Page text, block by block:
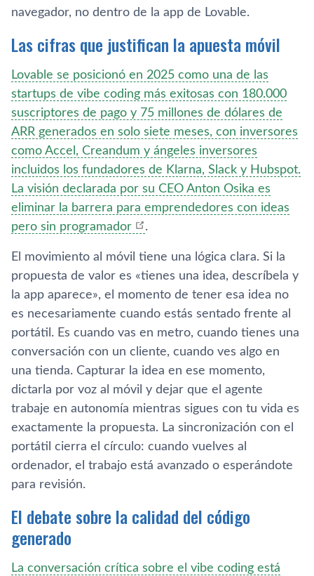
navegador, no dentro de la app de Lovable.
Las cifras que justifican la apuesta móvil
Lovable se posicionó en 2025 como una de las
startups de vibe coding más exitosas con 180.000
suscriptores de pago y 75 millones de dólares de
ARR generados en solo siete meses, con inversores
como Accel, Creandum y ángeles inversores
incluidos los fundadores de Klarna, Slack y Hubspot.
La visión declarada por su CEO Anton Osika es
eliminar la barrera para emprendedores con ideas
pero sin programador
.
El movimiento al móvil tiene una lógica clara. Si la
propuesta de valor es «tienes una idea, descríbela y
la app aparece», el momento de tener esa idea no
es necesariamente cuando estás sentado frente al
portátil. Es cuando vas en metro, cuando tienes una
conversación con un cliente, cuando ves algo en
una tienda. Capturar la idea en ese momento,
dictarla por voz al móvil y dejar que el agente
trabaje en autonomía mientras sigues con tu vida es
exactamente la propuesta. La sincronización con el
portátil cierra el círculo: cuando vuelves al
ordenador, el trabajo está avanzado o esperándote
para revisión.
El debate sobre la calidad del código
generado
La conversación crítica sobre el vibe coding está